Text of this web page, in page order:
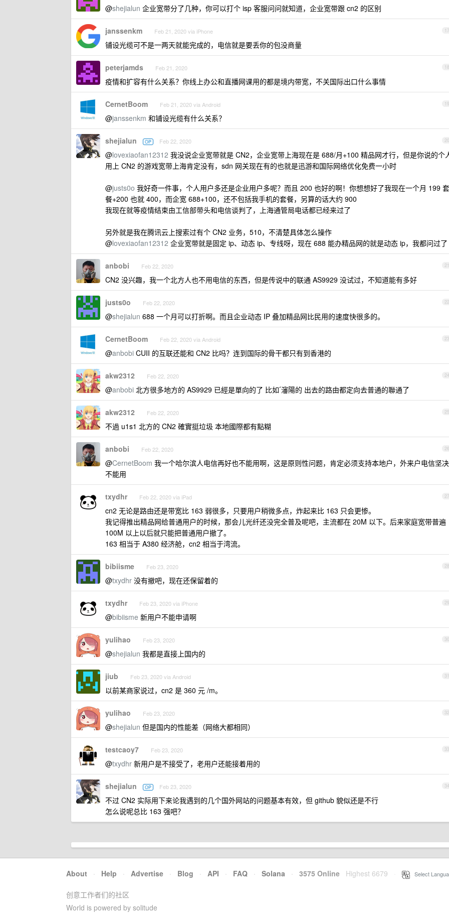
@shejialun 企业宽带分了几种，你可以打个 isp 客服问问就知道，企业宽带跟 cn2 的区别
17
janssenkm Feb 21, 2020 via iPhone
铺设光缆可不是一两天就能完成的，电信就是要丢你的包没商量
18
peterjamds Feb 21, 2020
疫情和扩容有什么关系？你线上办公和直播网课用的都是境内带宽，不关国际出口什么事情
19
CernetBoom Feb 21, 2020 via Android
@janssenkm 和铺设光缆有什么关系？
20
shejialun OP Feb 22, 2020
@lovexiaofan12312 我没说企业宽带就是 CN2，企业宽带上海现在是 688/月+100 精品网才行，但是你说的个
用上 CN2 的游戏宽带上海肯定没有，sdn 网关现在有的也就是迅游和国际网络优化免费一小时
@justs0o 我好奇一件事，个人用户多还是企业用户多呢？而且 200 也好的啊！你想想好了我现在一个月 199 套
餐+200 也就 400，而企宽 688+100，还不包括我手机的套餐，另算的话大约 900
我现在就等疫情结束由工信部带头和电信谈判了，上海通管局电话都已经来过了
另外就是我在腾讯云上搜索过有个 CN2 业务，510，不清楚具体怎么操作
@lovexiaofan12312 企业宽带就是固定 ip、动态 ip、专线呀，现在 688 能办精品网的就是动态 ip，我都问过了
21
anbobi Feb 22, 2020
CN2 没兴趣，我一个北方人也不用电信的东西，但是传说中的联通 AS9929 没试过，不知道能有多好
22
justs0o Feb 22, 2020
@shejialun 688 一个月可以打折啊。而且企业动态 IP 叠加精品网比民用的速度快很多的。
23
CernetBoom Feb 22, 2020 via Android
@anbobi CUII 的互联还能和 CN2 比吗？连到国际的骨干都只有到香港的
24
akw2312 Feb 22, 2020
@anbobi 北方很多地方的 AS9929 已經是單向的了 比如ˊ瀋陽的 出去的路由都定向去普通的聯通了
25
akw2312 Feb 22, 2020
不過 u1s1 北方的 CN2 確實挺垃圾 本地國際都有點糊
26
anbobi Feb 22, 2020
@CernetBoom 我一个哈尔滨人电信再好也不能用啊，这是原则性问题，肯定必须支持本地户，外来户电信坚决
不能用
27
txydhr Feb 22, 2020 via iPad
cn2 无论是路由还是带宽比 163 弱很多，只要用户稍微多点，炸起来比 163 只会更惨。
我记得推出精品网给普通用户的时候，那会儿光纤还没完全普及呢吧，主流都在 20M 以下。后来家庭宽带普遍
100M 以上以后就只能把普通用户撤了。
163 相当于 A380 经济舱，cn2 相当于湾流。
28
bibiisme Feb 23, 2020
@txydhr 没有撤吧，现在还保留着的
29
txydhr Feb 23, 2020 via iPhone
@bibiisme 新用户不能申请啊
30
yulihao Feb 23, 2020
@shejialun 我都是直接上国内的
31
jiub Feb 23, 2020 via Android
以前某商家说过，cn2 是 360 元 /m。
32
yulihao Feb 23, 2020
@shejialun 但是国内的性能差（网络大都相同）
33
testcaoy7 Feb 23, 2020
@txydhr 新用户是不接受了，老用户还能接着用的
34
shejialun OP Feb 23, 2020
不过 CN2 实际用下来论我遇到的几个国外网站的问题基本有效，但 github 貌似还是不行
怎么说呢总比 163 强吧？
About · Help · Advertise · Blog · API · FAQ · Solana · 3575 Online Highest 6679 Select
创意工作者们的社区
World is powered by solitude